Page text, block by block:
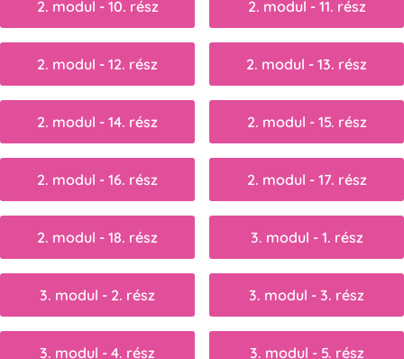
2. modul - 10. rész 2. modul - 11. rész
2. modul - 12. rész 2. modul - 13. rész
2. modul - 14. rész 2. modul - 15. rész
2. modul - 16. rész 2. modul - 17. rész
2. modul - 18. rész 3. modul - 1. rész
3. modul - 2. rész 3. modul - 3. rész
3. modul - 4. rész 3. modul - 5. rész